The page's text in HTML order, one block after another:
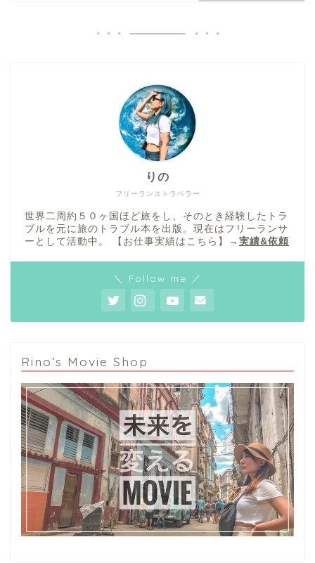
フリーランストラベラー
りの
世界二周約５０ヶ国ほど旅をし、そのとき経験したトラ
ブルを元に旅のトラブル本を出版。現在はフリーランサ
ーとして活動中。 【お仕事実績はこちら】→ 実績&依頼
＼ Follow me ／
Rino’s Movie Shop